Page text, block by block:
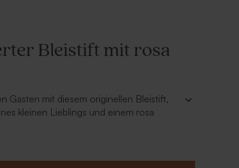
Bleistift mit rosa
Gästen mit diesem originellen Bleistift,
kleinen Lieblings und einem rosa
können.
Holz graviert.